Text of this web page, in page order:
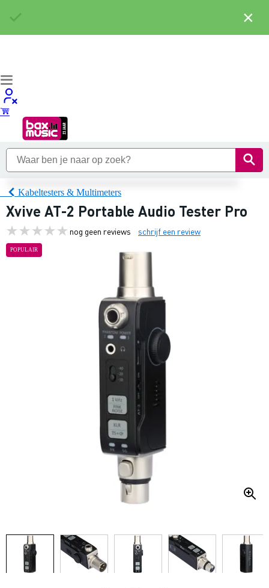
Kabeltesters & Multimeters
Xvive AT-2 Portable Audio Tester Pro
nog geen reviews schrijf een review
POPULAIR
×